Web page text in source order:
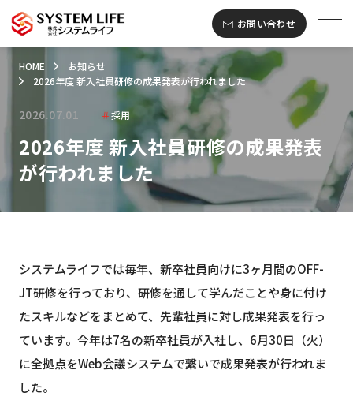
お問い合わせ
HOME
お知らせ
2026年度 新入社員研修の成果発表が行われました
2026.07.01 ＃採用
2026年度 新入社員研修の成果発表
が行われました
システムライフでは毎年、新卒社員向けに3ヶ月間のOFF-
JT研修を行っており、研修を通して学んだことや身に付け
たスキルなどをまとめて、先輩社員に対し成果発表を行っ
ています。今年は7名の新卒社員が入社し、6月30日（火）
に全拠点をWeb会議システムで繋いで成果発表が行われま
した。